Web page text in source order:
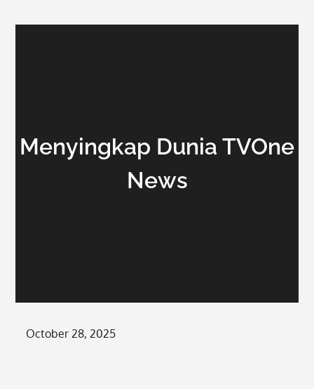
Menyingkap Dunia TVOne
News
Posted
October 28, 2025